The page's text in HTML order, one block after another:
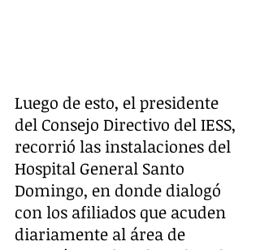
Luego de esto, el presidente
del Consejo Directivo del IESS,
recorrió las instalaciones del
Hospital General Santo
Domingo, en donde dialogó
con los afiliados que acuden
diariamente al área de